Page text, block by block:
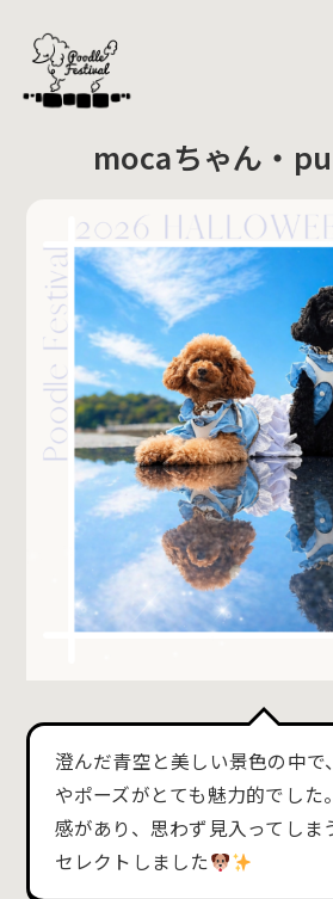
mocaちゃん・
澄んだ青空と美しい景色の中
やポーズがとても魅力的でした
感があり、思わず見入ってしま
セレクトしました